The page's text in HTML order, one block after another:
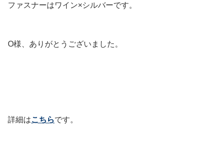
ファスナーはワイン×シルバーです。
O様、ありがとうございました。
詳細はこちらです。